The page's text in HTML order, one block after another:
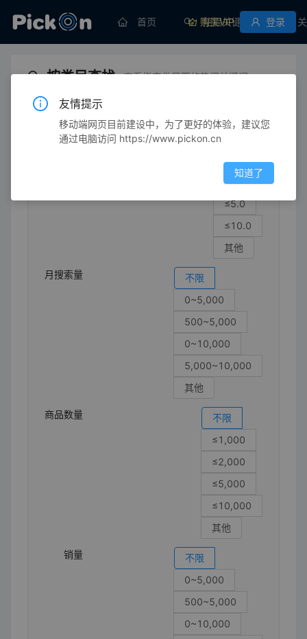
首页 挖掘关键词
购买VIP 登录
按类目查找 查看指定类目下的热门关键词
体育/休闲 运动配件 运动套袖
不限
≤1.0
≤5.0
≤10.0
其他
月搜索量
不限
0~5,000
500~5,000
0~10,000
5,000~10,000
其他
商品数量
不限
≤1,000
≤2,000
≤5,000
≤10,000
其他
销量
不限
0~5,000
500~5,000
0~10,000
友情提示
移动端网页目前建设中，为了更好的体验，建议您
通过电脑访问 https://www.pickon.cn
知道了